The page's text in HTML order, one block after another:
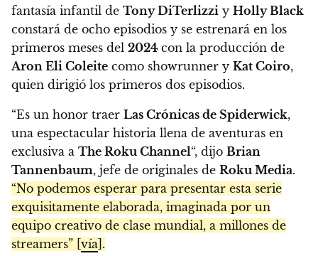
fantasía infantil de Tony DiTerlizzi y Holly Black
constará de ocho episodios y se estrenará en los
primeros meses del 2024 con la producción de
Aron Eli Coleite como showrunner y Kat Coiro,
quien dirigió los primeros dos episodios.
“Es un honor traer Las Crónicas de Spiderwick,
una espectacular historia llena de aventuras en
exclusiva a The Roku Channel“, dijo Brian
Tannenbaum, jefe de originales de Roku Media.
“No podemos esperar para presentar esta serie
exquisitamente elaborada, imaginada por un
equipo creativo de clase mundial, a millones de
streamers” [vía].